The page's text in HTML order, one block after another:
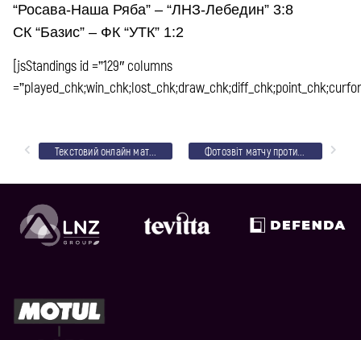
“Росава-Наша Ряба” – “ЛНЗ-Лебедин” 3:8
СК “Базис” – ФК “УТК” 1:2
[jsStandings id =”129″ columns